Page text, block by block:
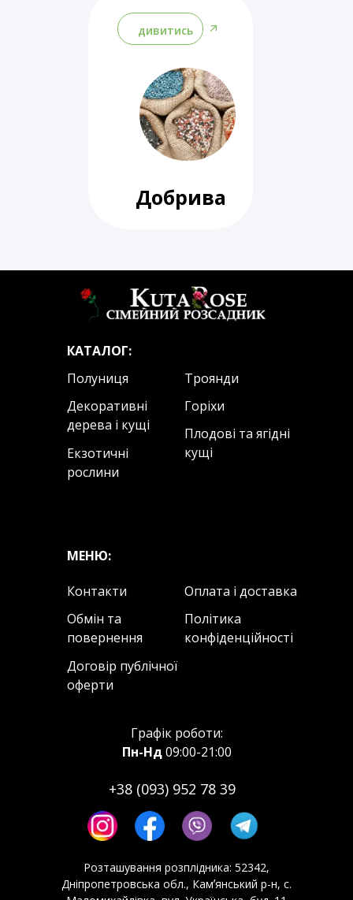
Добрива
дивитись
Контакти
Політика
конфіденційності
Договір публічної
оферти
Оплата і доставка
Обмін та
повернення
КАТАЛОГ:
Троянди
Плодові та ягідні
кущі
Декоративні
дерева і кущі
Горіхи
Полуниця
Екзотичні
рослини
+38 (093) 952 78 39
Розташування розплідника: 52342,
Дніпропетровська обл., Камʼянський р-н, с.
Графік роботи:
Пн-Нд09:00-21:00
МЕНЮ: